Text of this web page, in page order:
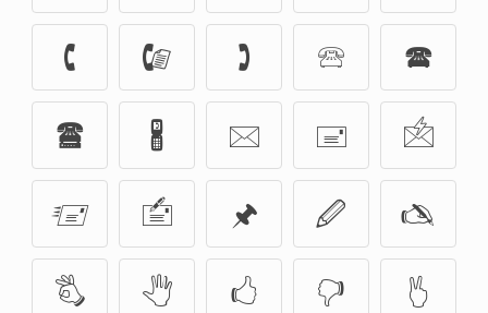
🕻
🕼 🕽 🕾
🕿
🖀
🖁 🖂 🖃
🖄
🖅
🖆 🖈 🖉
🖎
🖏
🖑 🖒 🖓
🖔